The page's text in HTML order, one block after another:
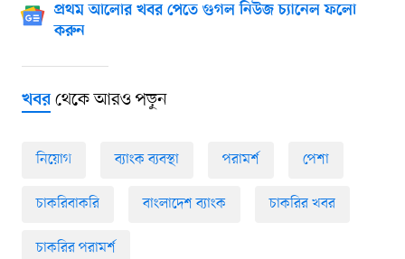
প্রথম আলোর খবর পেতে গুগল নিউজ চ্যানেল ফলো
করুন
খবরথেকে আরও পড়ুন
নিয়োগ ব্যাংক ব্যবস্থা পরামর্শ পেশা
চাকরিবাকরি বাংলাদেশ ব্যাংক চাকরির খবর
চাকরির পরামর্শ